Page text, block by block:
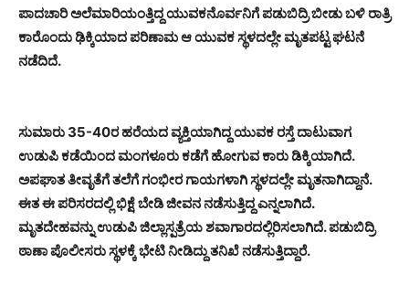
ಪಾದಚಾರಿ ಅಲೆಮಾರಿಯಂತ್ತಿದ್ದ ಯುವಕನೊರ್ವನಿಗೆ ಪಡುಬಿದ್ರಿ ಬೀಡು ಬಳಿ ರಾತ್ರಿ
ಕಾರೊಂದು ಢಿಕ್ಕಿಯಾದ ಪರಿಣಾಮ ಆ ಯುವಕ ಸ್ಥಳದಲ್ಲೇ ಮೃತಪಟ್ಟ ಘಟನೆ
ನಡೆದಿದೆ.
ಸುಮಾರು 35-40ರ ಹರೆಯದ ವ್ಯಕ್ತಿಯಾಗಿದ್ದ ಯುವಕ ರಸ್ತೆ ದಾಟುವಾಗ
ಉಡುಪಿ ಕಡೆಯಿಂದ ಮಂಗಳೂರು ಕಡೆಗೆ ಹೋಗುವ ಕಾರು ಡಿಕ್ಕಿಯಾಗಿದೆ.
ಅಪಘಾತ ತೀವೃತೆಗೆ ತಲೆಗೆ ಗಂಭೀರ ಗಾಯಗಳಾಗಿ ಸ್ಥಳದಲ್ಲೇ ಮೃತನಾಗಿದ್ದಾನೆ.
ಈತ ಈ ಪರಿಸರದಲ್ಲಿ ಭಿಕ್ಷೆ ಬೇಡಿ ಜೀವನ ನಡೆಸುತ್ತಿದ್ದ ಎನ್ನಲಾಗಿದೆ.
ಮೃತದೇಹವನ್ನು ಉಡುಪಿ ಜಿಲ್ಲಾಸ್ಪತ್ರೆಯ ಶವಾಗಾರದಲ್ಲಿರಿಸಲಾಗಿದೆ. ಪಡುಬಿದ್ರಿ
ಠಾಣಾ ಪೊಲೀಸರು ಸ್ಥಳಕ್ಕೆ ಭೇಟಿ ನೀಡಿದ್ದು ತನಿಖೆ ನಡೆಸುತ್ತಿದ್ದಾರೆ.